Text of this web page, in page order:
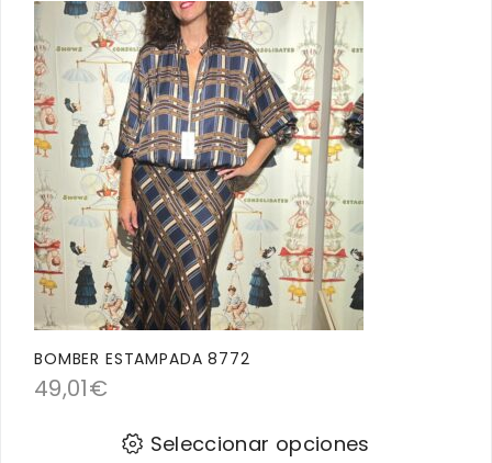
BOMBER ESTAMPADA 8772
49,01€
Seleccionar opciones